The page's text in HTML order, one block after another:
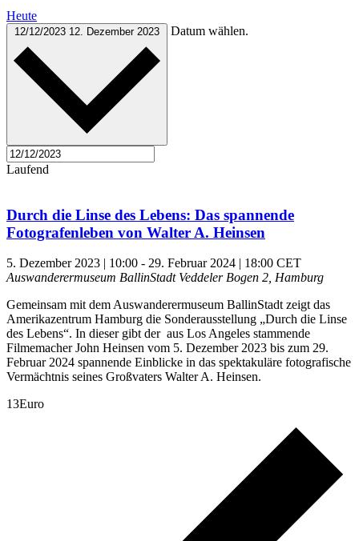
Heute
12/12/2023 12. Dezember 2023 Datum wählen.
Laufend
Durch die Linse des Lebens: Das spannende
Fotografenleben von Walter A. Heinsen
5. Dezember 2023 | 10:00 - 29. Februar 2024 | 18:00 CET
Auswanderermuseum BallinStadt Veddeler Bogen 2, Hamburg
Gemeinsam mit dem Auswanderermuseum BallinStadt zeigt das
Amerikazentrum Hamburg die Sonderausstellung „Durch die Linse
des Lebens“. In dieser gibt der aus Los Angeles stammende
Filmemacher John Heinsen vom 5. Dezember 2023 bis zum 29.
Februar 2024 spannende Einblicke in das spektakuläre fotografische
Vermächtnis seines Großvaters Walter A. Heinsen.
13Euro